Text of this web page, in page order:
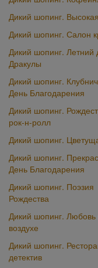
Дикий шопинг.
Дикий шопинг. Салон
Дикий шопинг. Летний
Дракулы
Дикий шопинг.
День Благодарения
Дикий шопинг.
рок-н-ролл
Дикий шопинг.
Дикий шопинг.
День Благодарения
Дикий шопинг. Поэзия
Рождества
Дикий шопинг. Любовь
воздухе
Дикий шопинг.
детектив